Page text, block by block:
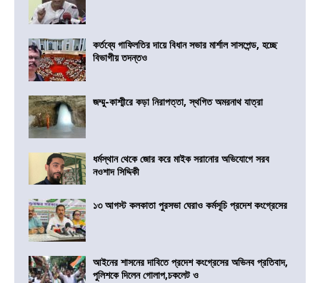
কর্তব্যে গাফিলতির দায়ে বিধান সভার মার্শাল সাসপেন্ড, হচ্ছে
বিভাগীয় তদন্তও
জম্মু-কাশ্মীরে কড়া নিরাপত্তা, স্থগিত অমরনাথ যাত্রা
ধর্মস্থান থেকে জোর করে মাইক সরানোর অভিযোগে সরব
নওশাদ সিদ্দিকী
১৩ আগস্ট কলকাতা পুরসভা ঘেরাও কর্মসূচি প্রদেশ কংগ্রেসের
আইনের শাসনের দাবিতে প্রদেশ কংগ্রেসের অভিনব প্রতিবাদ,
পুলিশকে দিলেন গোলাপ,চকলেট ও